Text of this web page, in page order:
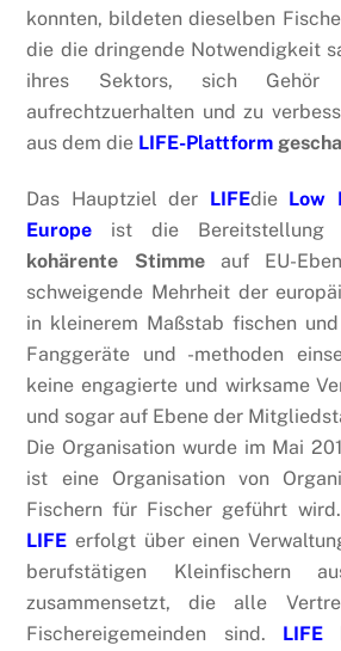
konnten, bildeten dieselben
die die dringende Notwendigkeit
ihres Sektors, sich Gehör
aufrechtzuerhalten und zu
aus dem die LIFE-Plattform
Das Hauptziel der LIFEdie Low
Europe
ist die Bereitstellung
kohärente Stimmeauf EU-
schweigende Mehrheit der
in kleinerem Maßstab fischen
Fanggeräte und -methoden
keine engagierte und wirksame
und sogar auf Ebene der
Die Organisation wurde im Mai
ist eine Organisation von
Fischern für Fischer geführt
LIFE erfolgt über einen
berufstätigen Kleinfischern
zusammensetzt, die alle
Fischereigemeinden sind. LIFE